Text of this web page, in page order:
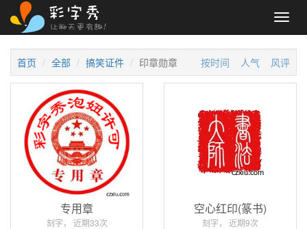
首页 全部 搞笑证件 印章勋章 按时间 人气 风评
专用章
刻字， 近期33次
空心红印(篆书)
刻字， 近期9次